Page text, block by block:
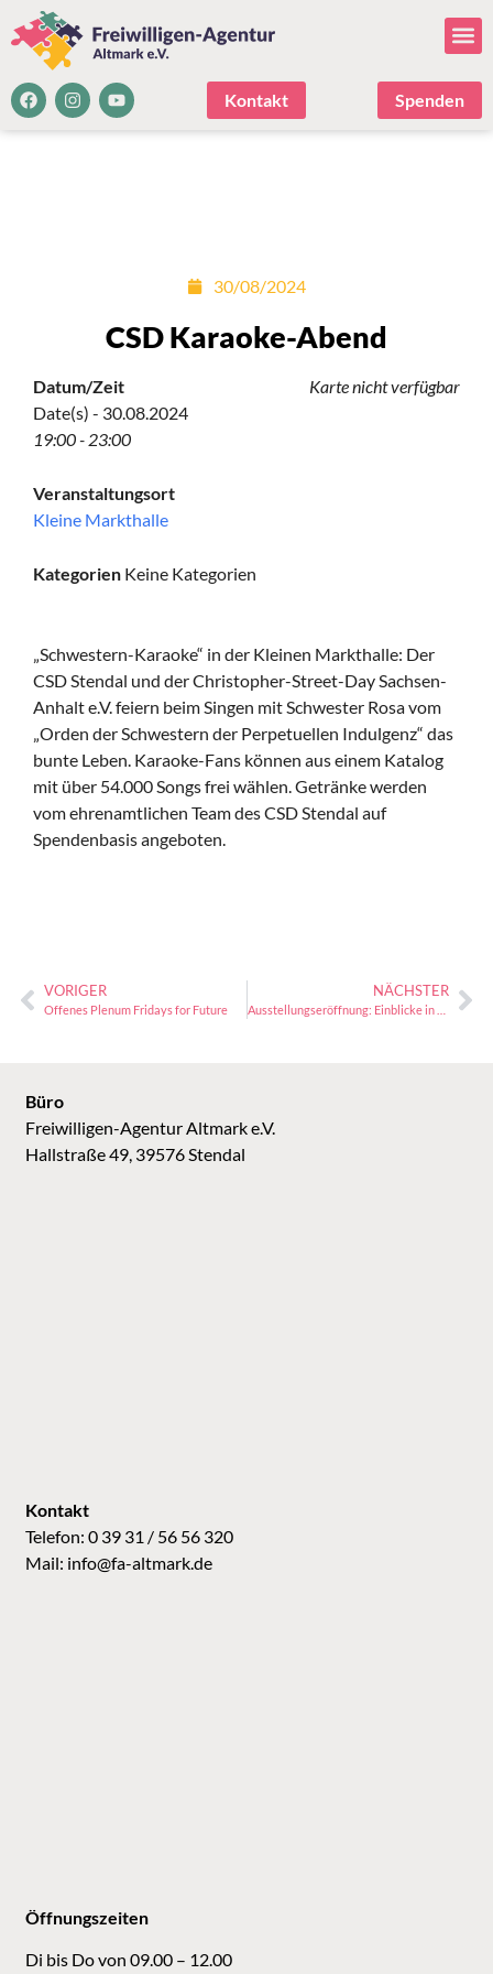
Kontakt Spenden
30/08/2024
CSD Karaoke-Abend
Karte nicht verfügbar
Datum/Zeit
Date(s) - 30.08.2024
19:00 - 23:00
Veranstaltungsort
Kleine Markthalle
Kategorien Keine Kategorien
„Schwestern-Karaoke“ in der Kleinen Markthalle: Der
CSD Stendal und der Christopher-Street-Day Sachsen-
Anhalt e.V. feiern beim Singen mit Schwester Rosa vom
„Orden der Schwestern der Perpetuellen Indulgenz“ das
bunte Leben. Karaoke-Fans können aus einem Katalog
mit über 54.000 Songs frei wählen. Getränke werden
vom ehrenamtlichen Team des CSD Stendal auf
Spendenbasis angeboten.
VORIGER
Offenes Plenum Fridays for Future
NÄCHSTER
Öffnungszeiten
Di bis Do von 09.00 – 12.00
Kontakt
Telefon: 0 39 31 / 56 56 320
Mail: info@fa-altmark.de
Büro
Freiwilligen-Agentur Altmark e.V.
Hallstraße 49, 39576 Stendal